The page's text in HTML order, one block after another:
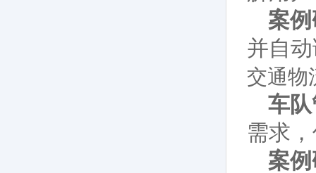
案
并自
交通物
车
需求
案